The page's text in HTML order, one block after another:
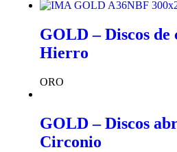
GOLD – Discos
Hierro
ORO
GOLD – Discos
Circonio